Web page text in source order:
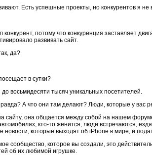
Есть успешные проекты, но конкурентов я не
потому что конкуренция заставляет
развивать сайт.
да?
в сутки?
восьмидесяти тысяч уникальных посетителей.
А что они там делают? Люди, которые у вас
сайту, она общается между собой на нашем
кто-то женится, люди встречаются,
новости, которые выходят об iPhone в мире, и
сообщество, которое вы создали, это
об их любимой игрушке.